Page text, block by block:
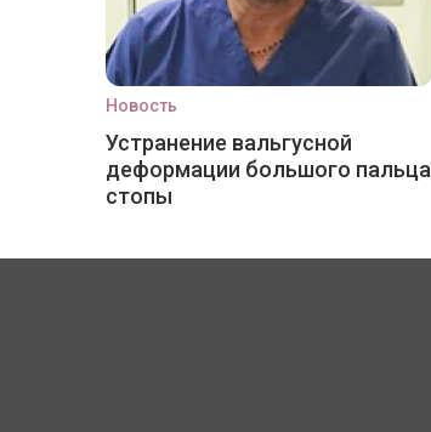
Новость
Устранение вальгусной
деформации большого пальца
стопы